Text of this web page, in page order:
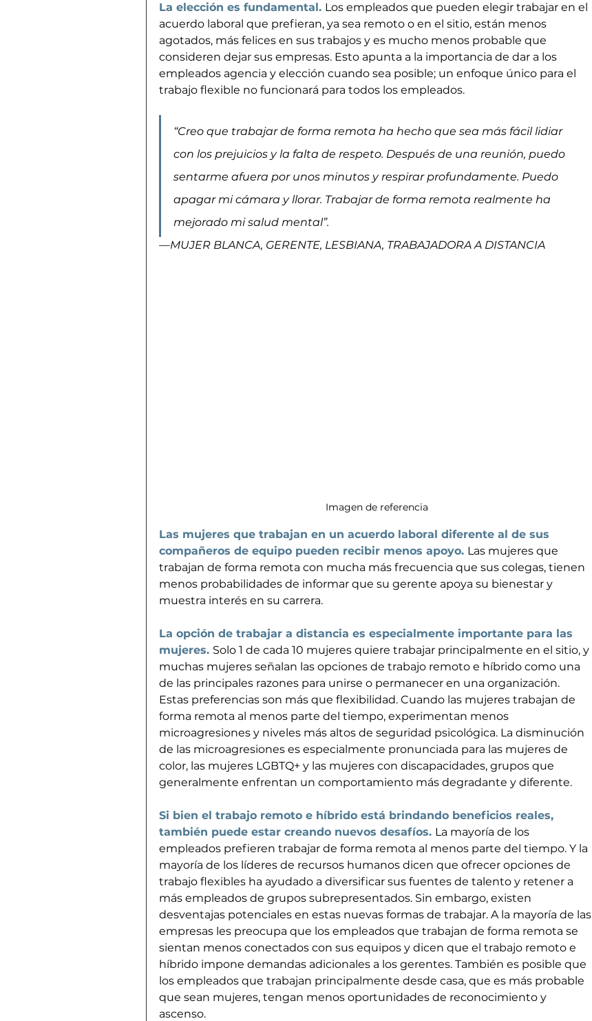
La elección es fundamental. Los empleados que pueden elegir trabajar en el
acuerdo laboral que prefieran, ya sea remoto o en el sitio, están menos
agotados, más felices en sus trabajos y es mucho menos probable que
consideren dejar sus empresas. Esto apunta a la importancia de dar a los
empleados agencia y elección cuando sea posible; un enfoque único para el
trabajo flexible no funcionará para todos los empleados.
“Creo que trabajar de forma remota ha hecho que sea más fácil lidiar
con los prejuicios y la falta de respeto. Después de una reunión, puedo
sentarme afuera por unos minutos y respirar profundamente. Puedo
apagar mi cámara y llorar. Trabajar de forma remota realmente ha
mejorado mi salud mental”.
—MUJER BLANCA, GERENTE, LESBIANA, TRABAJADORA A DISTANCIA
Imagen de referencia
Las mujeres que trabajan en un acuerdo laboral diferente al de sus
compañeros de equipo pueden recibir menos apoyo. Las mujeres que
trabajan de forma remota con mucha más frecuencia que sus colegas, tienen
menos probabilidades de informar que su gerente apoya su bienestar y
muestra interés en su carrera.
La opción de trabajar a distancia es especialmente importante para las
mujeres. Solo 1 de cada 10 mujeres quiere trabajar principalmente en el sitio, y
muchas mujeres señalan las opciones de trabajo remoto e híbrido como una
de las principales razones para unirse o permanecer en una organización.
Estas preferencias son más que flexibilidad. Cuando las mujeres trabajan de
forma remota al menos parte del tiempo, experimentan menos
microagresiones y niveles más altos de seguridad psicológica. La disminución
de las microagresiones es especialmente pronunciada para las mujeres de
color, las mujeres LGBTQ+ y las mujeres con discapacidades, grupos que
generalmente enfrentan un comportamiento más degradante y diferente.
Si bien el trabajo remoto e híbrido está brindando beneficios reales,
también puede estar creando nuevos desafíos. La mayoría de los
empleados prefieren trabajar de forma remota al menos parte del tiempo. Y la
mayoría de los líderes de recursos humanos dicen que ofrecer opciones de
trabajo flexibles ha ayudado a diversificar sus fuentes de talento y retener a
más empleados de grupos subrepresentados. Sin embargo, existen
desventajas potenciales en estas nuevas formas de trabajar. A la mayoría de las
empresas les preocupa que los empleados que trabajan de forma remota se
sientan menos conectados con sus equipos y dicen que el trabajo remoto e
híbrido impone demandas adicionales a los gerentes. También es posible que
los empleados que trabajan principalmente desde casa, que es más probable
que sean mujeres, tengan menos oportunidades de reconocimiento y
ascenso.